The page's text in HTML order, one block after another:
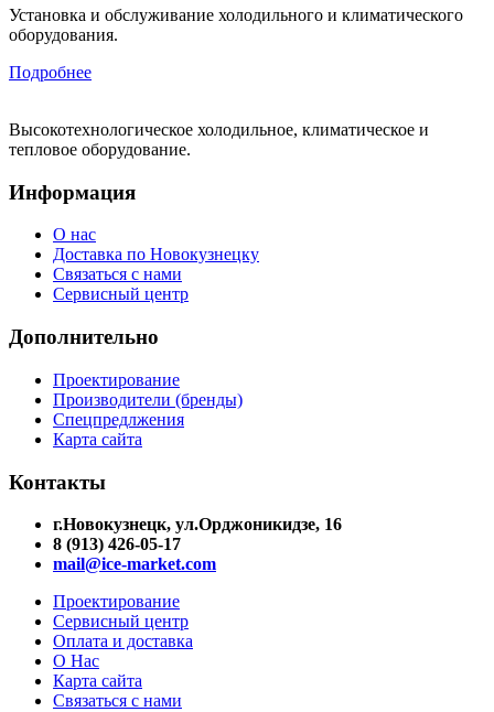
Установка и обслуживание холодильного и климатического
оборудования.
Подробнее
Высокотехнологическое холодильное, климатическое и
тепловое оборудование.
Информация
О нас
Доставка по Новокузнецку
Связаться с нами
Сервисный центр
Дополнительно
Проектирование
Производители (бренды)
Спецпредлжения
Карта сайта
Контакты
г.Новокузнецк, ул.Орджоникидзе, 16
8 (913) 426-05-17
mail@ice-market.com
Проектирование
Сервисный центр
Оплата и доставка
О Нас
Карта сайта
Связаться с нами